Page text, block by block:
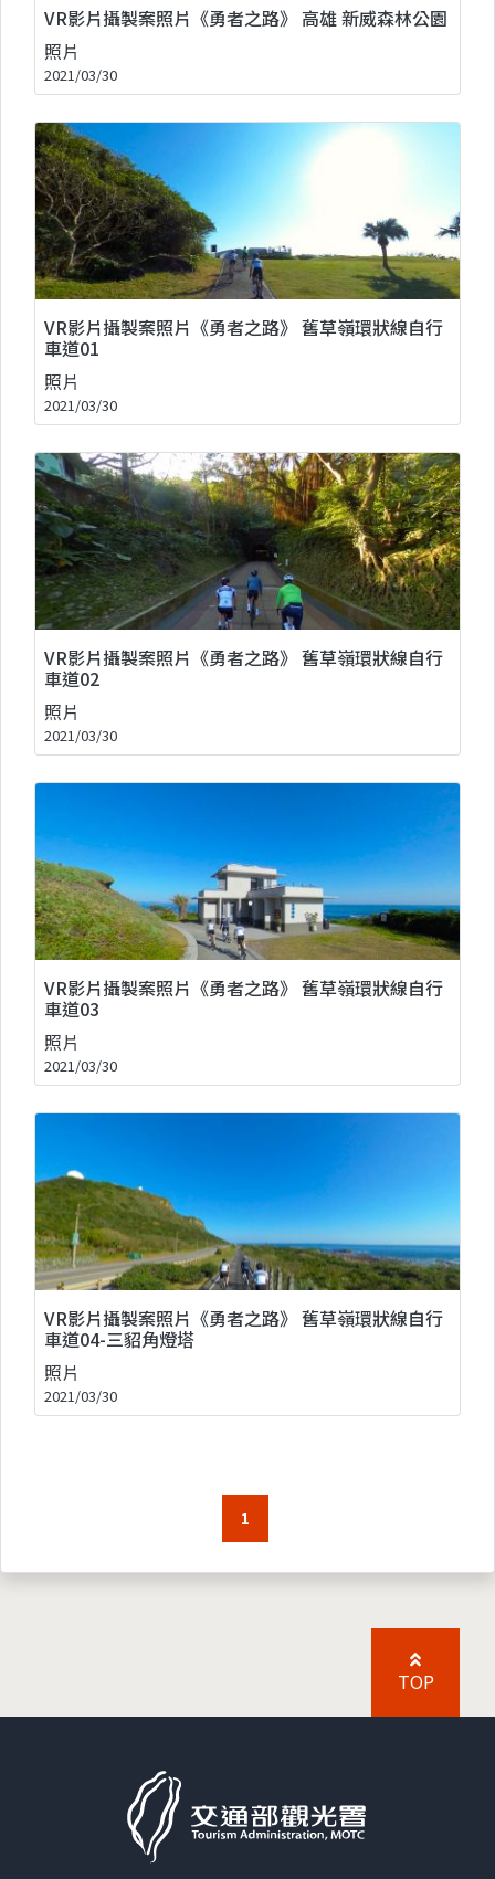
VR影片攝製案照片《勇者之路》 高雄 新威森林公園
照片
2021/03/30
VR影片攝製案照片《勇者之路》 舊草嶺環狀線自行
車道01
照片
2021/03/30
VR影片攝製案照片《勇者之路》 舊草嶺環狀線自行
車道02
照片
2021/03/30
VR影片攝製案照片《勇者之路》 舊草嶺環狀線自行
車道03
照片
2021/03/30
VR影片攝製案照片《勇者之路》 舊草嶺環狀線自行
車道04-三貂角燈塔
照片
2021/03/30
1
TOP